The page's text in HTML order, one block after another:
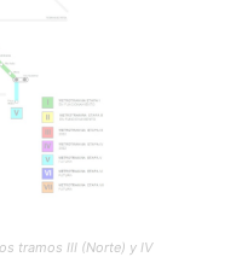
tramos III (Norte) y IV